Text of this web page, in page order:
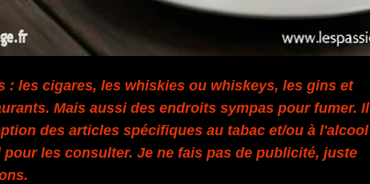
: les cigares, les whiskies ou whiskeys, les gins et
Mais aussi des endroits sympas pour fumer. Il
des articles spécifiques au tabac et/ou à l'alcool
les consulter. Je ne fais pas de publicité, juste